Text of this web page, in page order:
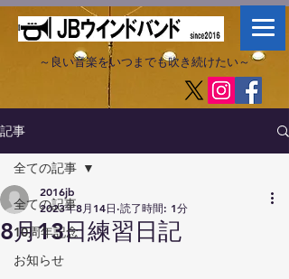
～良い音楽をいつまでも吹き続けたい～​
記事
全ての記事
10周年記念
お知らせ
全ての記事
8月13日練習日記
2016jb
2023年8月14日 読了時間: 1分